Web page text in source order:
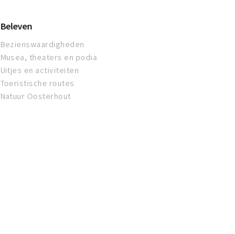
Beleven
Bezienswaardigheden
Musea, theaters en podia
Uitjes en activiteiten
Toeristische routes
Natuur Oosterhout